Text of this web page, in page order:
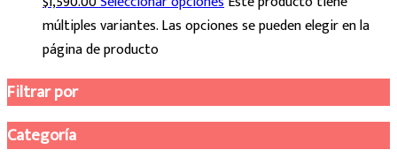
múltiples variantes. Las opciones se pueden elegir en la
página de producto
Filtrar por
Categoría